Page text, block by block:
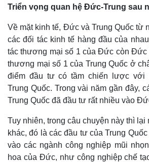
Triển vọng quan hệ Đức-Trung sau
Về mặt kinh tế, Đức và Trung Quốc từ
các đối tác kinh tế hàng đầu của
tác thương mại số 1 của Đức còn Đức
thương mại số 1 của Trung Quốc ở
điểm đầu tư có tầm chiến lược với
Trung Quốc. Trong vài năm gần đây,
Trung Quốc đã đầu tư rất nhiều vào
Tuy nhiên, trong câu chuyện này thì lại
khác, đó là các đầu tư của Trung
vào các ngành công nghiệp mũi
hoa của Đức, như công nghiệp chế